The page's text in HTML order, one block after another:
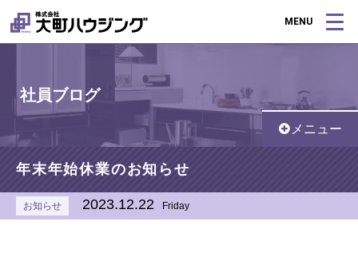
MENU
社員ブログ
メニュー
年末年始休業のお知らせ
お知らせ 2023.12.22 Friday